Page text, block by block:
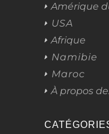
Amérique
USA
Afrique
Namibie
Maroc
À propos